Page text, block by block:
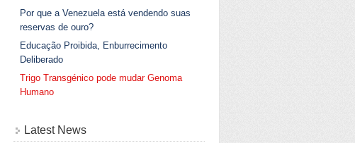
Por que a Venezuela está vendendo suas
reservas de ouro?
Educação Proibida, Enburrecimento
Deliberado
Trigo Transgénico pode mudar Genoma
Humano
Latest News